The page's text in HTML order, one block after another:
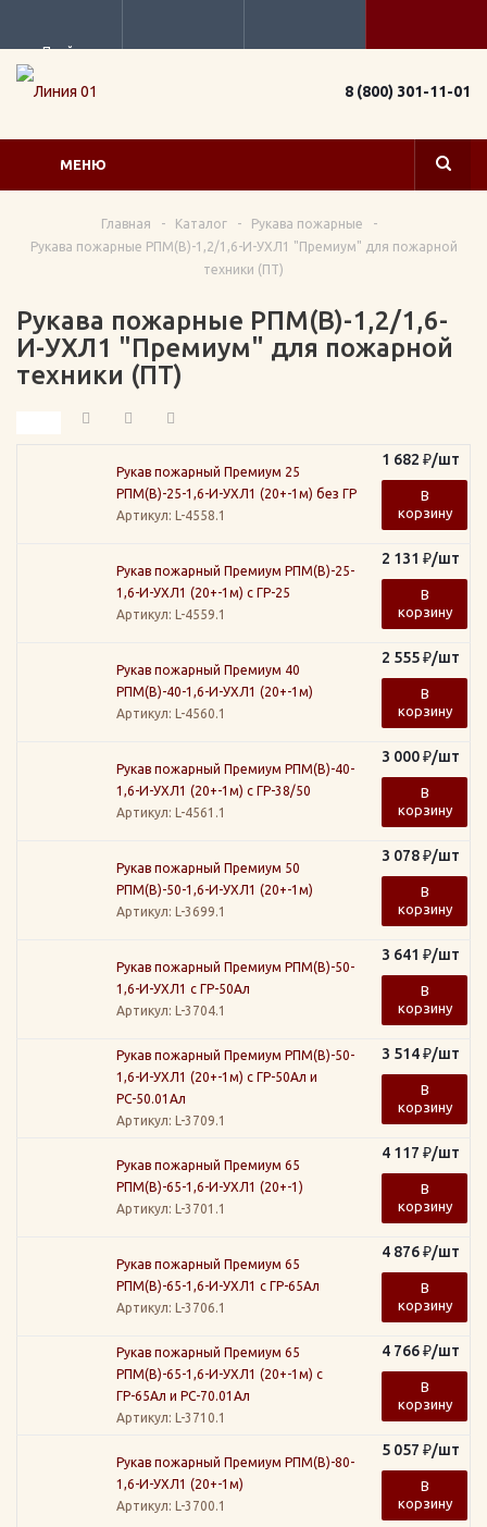
Прайс
8 (800) 301-11-01
МЕНЮ
Главная - Каталог - Рукава пожарные
-
Рукава пожарные РПМ(В)-1,2/1,6-И-УХЛ1 "Премиум" для пожарной
техники (ПТ)
Рукава пожарные РПМ(В)-1,2/1,6-
И-УХЛ1 "Премиум" для пожарной
техники (ПТ)
Рукав пожарный Премиум 25
РПМ(В)-25-1,6-И-УХЛ1 (20+-1м) без ГР
Артикул: L-4558.1
1 682 ₽/шт
В
корзину
Рукав пожарный Премиум РПМ(В)-25-
1,6-И-УХЛ1 (20+-1м) с ГР-25
Артикул: L-4559.1
2 131 ₽/шт
В
корзину
Рукав пожарный Премиум 40
РПМ(В)-40-1,6-И-УХЛ1 (20+-1м)
Артикул: L-4560.1
2 555₽/шт
В
корзину
Рукав пожарный Премиум РПМ(В)-40-
1,6-И-УХЛ1 (20+-1м) с ГР-38/50
Артикул: L-4561.1
3 000₽/шт
В
корзину
Рукав пожарный Премиум 50
РПМ(В)-50-1,6-И-УХЛ1 (20+-1м)
Артикул: L-3699.1
3 078₽/шт
В
корзину
Рукав пожарный Премиум РПМ(В)-50-
1,6-И-УХЛ1 с ГР-50Ал
Артикул: L-3704.1
3 641 ₽/шт
В
корзину
Рукав пожарный Премиум РПМ(В)-50-
1,6-И-УХЛ1 (20+-1м) с ГР-50Ал и
РС-50.01Ал
Артикул: L-3709.1
3 514₽/шт
В
корзину
Рукав пожарный Премиум 65
РПМ(В)-65-1,6-И-УХЛ1 (20+-1)
Артикул: L-3701.1
4 117 ₽/шт
В
корзину
Рукав пожарный Премиум 65
РПМ(В)-65-1,6-И-УХЛ1 с ГР-65Ал
Артикул: L-3706.1
4 876₽/шт
В
корзину
Рукав пожарный Премиум 65
РПМ(В)-65-1,6-И-УХЛ1 (20+-1м) с
ГР-65Ал и РС-70.01Ал
Артикул: L-3710.1
4 766₽/шт
В
корзину
Рукав пожарный Премиум РПМ(В)-80-
1,6-И-УХЛ1 (20+-1м)
Артикул: L-3700.1
5 057 ₽/шт
В
корзину